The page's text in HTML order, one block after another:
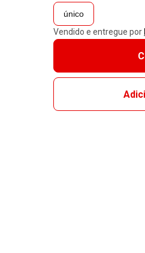
único
Vendido e entregue por